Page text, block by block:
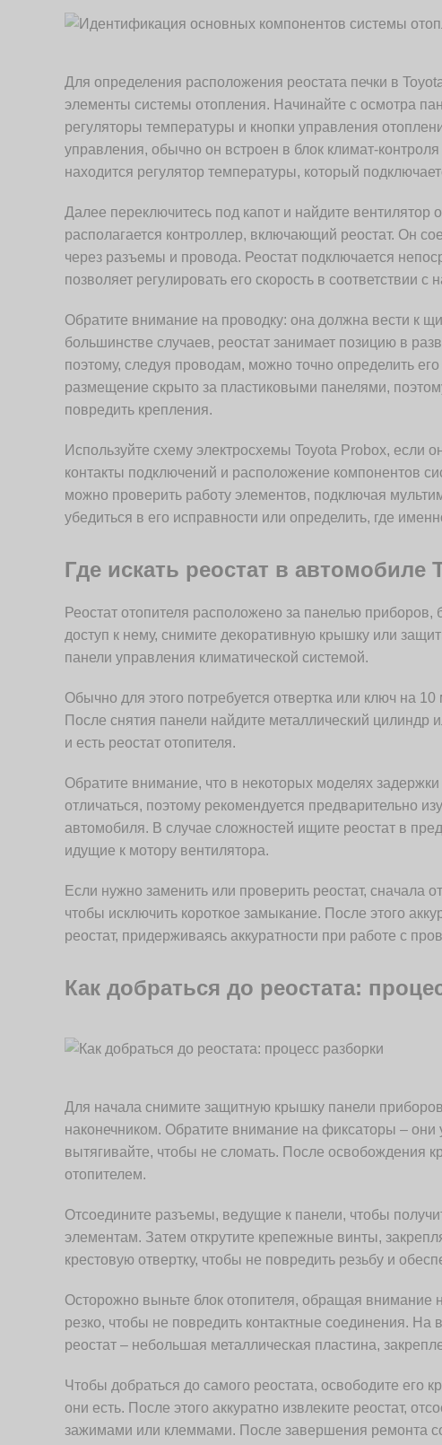
Для определения расположения реостата печки в
элементы системы отопления. Начинайте с осмотра
регуляторы температуры и кнопки управления
управления, обычно он встроен в блок климат-
находится регулятор температуры, который
Далее переключитесь под капот и найдите вентилятор
располагается контроллер, включающий реостат. Он
через разъемы и провода. Реостат подключается
позволяет регулировать его скорость в соответствии с
Обратите внимание на проводку: она должна вести к
большинстве случаев, реостат занимает позицию в
поэтому, следуя проводам, можно точно определить
размещение скрыто за пластиковыми панелями,
повредить крепления.
Используйте схему электросхемы Toyota Probox, если
контакты подключений и расположение компонентов
можно проверить работу элементов, подключая
убедиться в его исправности или определить, где
Где искать реостат в автомобиле
Реостат отопителя расположено за панелью
доступ к нему, снимите декоративную крышку или
панели управления климатической системой.
Обычно для этого потребуется отвертка или ключ на
После снятия панели найдите металлический цилиндр
и есть реостат отопителя.
Обратите внимание, что в некоторых моделях
отличаться, поэтому рекомендуется предварительно
автомобиля. В случае сложностей ищите реостат в
идущие к мотору вентилятора.
Если нужно заменить или проверить реостат, сначала
чтобы исключить короткое замыкание. После этого
реостат, придерживаясь аккуратности при работе с
Как добраться до реостата:
Для начала снимите защитную крышку панели
наконечником. Обратите внимание на фиксаторы –
вытягивайте, чтобы не сломать. После освобождения
отопителем.
Отсоедините разъемы, ведущие к панели, чтобы
элементам. Затем открутите крепежные винты,
крестовую отвертку, чтобы не повредить резьбу и
Осторожно выньте блок отопителя, обращая внимание
резко, чтобы не повредить контактные соединения. На
реостат – небольшая металлическая пластина,
Чтобы добраться до самого реостата, освободите его
они есть. После этого аккуратно извлеките реостат,
зажимами или клеммами. После завершения ремонта